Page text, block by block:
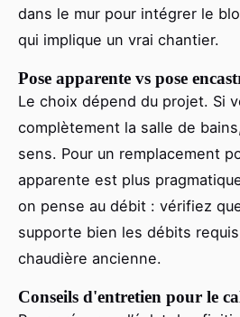
dans le mur pour intégrer le
qui implique un vrai chantier.
Pose apparente vs pose
Le choix dépend du projet. Si
complètement la salle de
sens. Pour un remplacement
apparente est plus
on pense au débit : vérifiez
supporte bien les débits
chaudière ancienne.
Conseils d'entretien pour le